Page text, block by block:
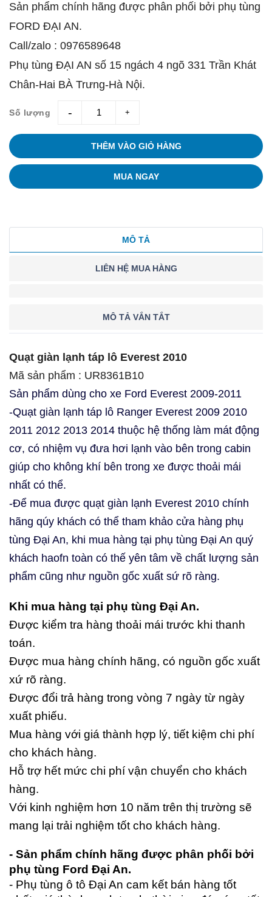
Sản phẩm chính hãng được phân phối bởi phụ tùng
FORD ĐẠI AN.
Call/zalo : 0976589648
Phụ tùng ĐẠI AN số 15 ngách 4 ngõ 331 Trần Khát
Chân-Hai BÀ Trưng-Hà Nội.
Số lượng giam tang
THÊM VÀO GIỎ HÀNG
MUA NGAY
MÔ TẢ
LIÊN HỆ MUA HÀNG
MÔ TẢ VẮN TẮT
Quạt giàn lạnh táp lô Everest 2010
Mã sản phẩm : UR8361B10
Sản phẩm dùng cho xe Ford Everest 2009-2011
-Quạt giàn lạnh táp lô Ranger Everest 2009 2010
2011 2012 2013 2014 thuộc hệ thống làm mát động
cơ, có nhiệm vụ đưa hơi lạnh vào bên trong cabin
giúp cho không khí bên trong xe được thoải mái
nhất có thể.
-Để mua được quạt giàn lạnh Everest 2010 chính
hãng qúy khách có thể tham khảo cửa hàng phụ
tùng Đại An, khi mua hàng tại phụ tùng Đại An quý
khách haofn toàn có thế yên tâm về chất lượng sản
phẩm cũng như nguồn gốc xuất sứ rõ ràng.
Khi mua hàng tại phụ tùng Đại An.
Được kiểm tra hàng thoải mái trước khi thanh
toán.
Được mua hàng chính hãng, có nguồn gốc xuất
xứ rõ ràng.
Được đổi trả hàng trong vòng 7 ngày từ ngày
xuất phiếu.
Mua hàng với giá thành hợp lý, tiết kiệm chi phí
cho khách hàng.
Hỗ trợ hết mức chi phí vận chuyển cho khách
hàng.
Với kinh nghiệm hơn 10 năm trên thị trường sẽ
mang lại trải nghiệm tốt cho khách hàng.
- Sản phẩm chính hãng được phân phối bởi
phụ tùng Ford Đại An.
- Phụ tùng ô tô Đại An cam kết bán hàng tốt